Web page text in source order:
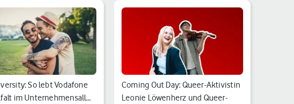
So lebt Vodafone
im Unternehmensall…
Coming Out Day: Queer-Aktivistin
Leonie Löwenherz und Queer-